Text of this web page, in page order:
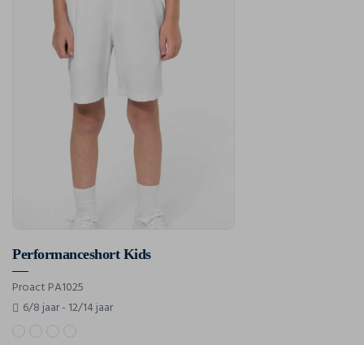
Performanceshort Kids
Proact PA1025
6/8 jaar - 12/14 jaar